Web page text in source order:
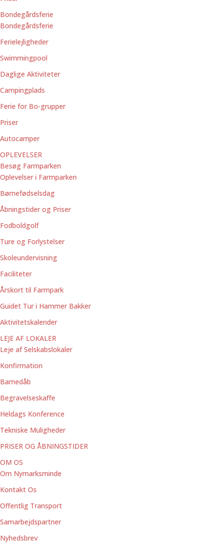
Bondegårdsferie
Bondegårdsferie
Ferielejligheder
Swimmingpool
Daglige Aktiviteter
Campingplads
Ferie for Bo-grupper
Priser
Autocamper
OPLEVELSER
Besøg Farmparken
Oplevelser i Farmparken
Børnefødselsdag
Åbningstider og Priser
Fodboldgolf
Ture og Forlystelser
Skoleundervisning
Faciliteter
Årskort til Farmpark
Guidet Tur i Hammer Bakker
Aktivitetskalender
LEJE AF LOKALER
Leje af Selskabslokaler
Konfirmation
Barnedåb
Begravelseskaffe
Heldags Konference
Tekniske Muligheder
PRISER OG ÅBNINGSTIDER
OM OS
Om Nymarksminde
Kontakt Os
Offentlig Transport
Samarbejdspartner
Nyhedsbrev